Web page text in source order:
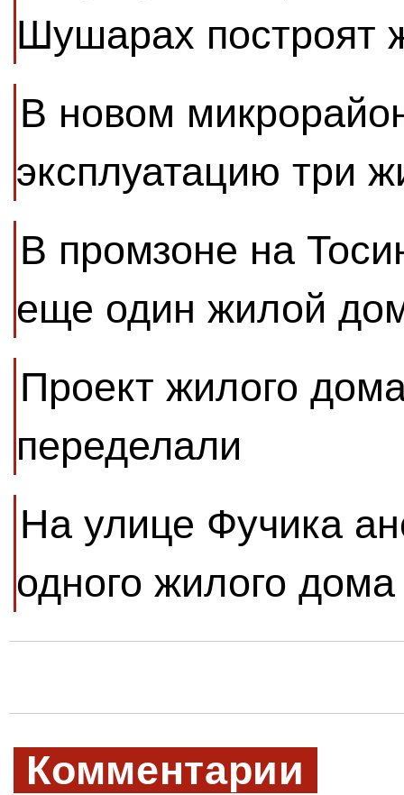
Шушарах построят
В новом
эксплуатацию три
В промзоне на
еще один жилой
Проект жилого
переделали
На улице Фучика
одного жилого
Комментарии